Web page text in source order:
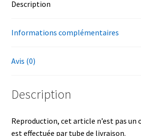
Description
Informations complémentaires
Avis (0)
Description
Reproduction, cet article n’est pas un
est effectuée par tube de livraison.